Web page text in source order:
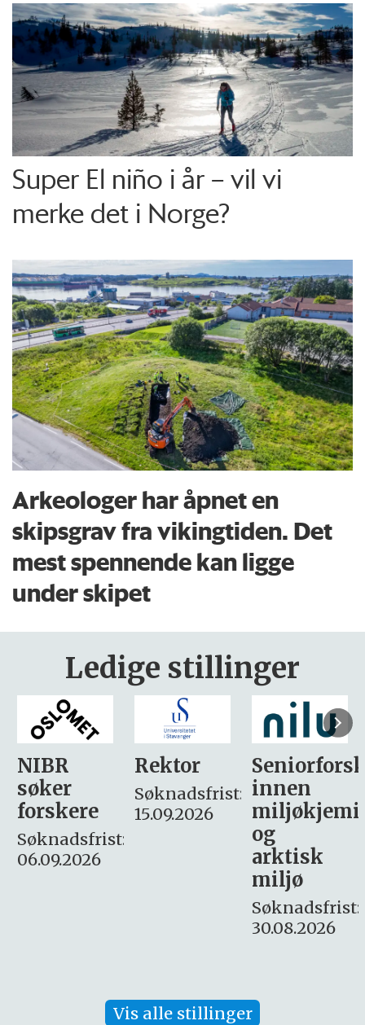
Super El niño i år – vil vi
merke det i Norge?
Arkeologer har åpnet en
skipsgrav fra vikingtiden. Det
mest spennende kan ligge
under skipet
Ledige stillinger
Rektor
Søknadsfrist:
15.09.2026
Seniorforsker
innen
miljøkjemi
søker
– fast
Søknadsfrist:
16. august.
Vis alle stillinger